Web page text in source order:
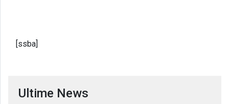
[ssba]
Ultime News